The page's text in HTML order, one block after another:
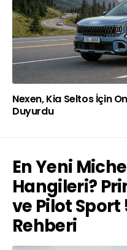
Nexen, Kia Seltos İçin
Duyurdu
En Yeni
Hangileri?
ve Pilot Sport
Rehberi